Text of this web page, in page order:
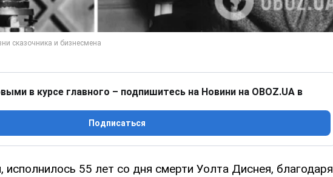
в курсе главного – подпишитесь на Новини на OBOZ.UA в
Подписаться
исполнилось 55 лет со дня смерти Уолта Диснея, благодаря